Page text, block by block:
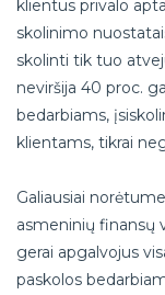
klientus privalo
skolinimo
skolinti tik tuo
neviršija 40 proc.
bedarbiams,
klientams, tikrai
Galiausiai
asmeninių finansų
gerai apgalvojus
paskolos